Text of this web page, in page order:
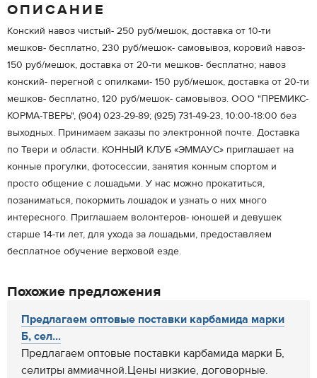
ОПИСАНИЕ
Конский навоз чистый- 250 руб/мешок, доставка от 10-ти
мешков- бесплатно, 230 руб/мешок- самовывоз, коровий навоз-
150 руб/мешок, доставка от 20-ти мешков- бесплатно; навоз
конский- перегной с опилками- 150 руб/мешок, доставка от 20-ти
мешков- бесплатно, 120 руб/мешок- самовывоз. ООО "ПРЕМИКС-
КОРМА-ТВЕРЬ", (904) 023-29-89; (925) 731-49-23, 10:00-18:00 без
выходных. Принимаем заказы по электронной почте. Доставка
по Твери и области. КОННЫЙ КЛУБ «ЭММАУС» приглашает на
конные прогулки, фотосессии, занятия конным спортом и
просто общение с лошадьми. У нас можно прокатиться,
позаниматься, покормить лошадок и узнать о них много
интересного. Приглашаем волонтеров- юношей и девушек
старше 14-ти лет, для ухода за лошадьми, предоставляем
бесплатное обучение верховой езде.
Похожие предложения
Предлагаем оптовые поставки карбамида марки
Б, сел...
Предлагаем оптовые поставки карбамида марки Б,
селитры аммиачной.Цены низкие, договорные.